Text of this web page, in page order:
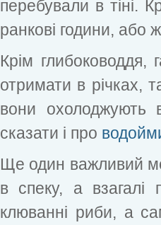
перебували в тіні.
ранкові години, або
Крім глибоководдя,
отримати в річках,
вони охолоджують
сказати і про
Ще один важливий
в спеку, а взагалі
клюванні риби, а